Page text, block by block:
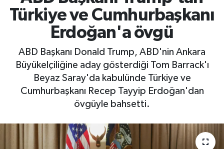
Türkiye ve Cumhurbaşkanı
Erdoğan'a övgü
ABD Başkanı Donald Trump, ABD'nin Ankara
Büyükelçiliğine aday gösterdiği Tom Barrack'ı
Beyaz Saray'da kabulünde Türkiye ve
Cumhurbaşkanı Recep Tayyip Erdoğan'dan
övgüyle bahsetti.